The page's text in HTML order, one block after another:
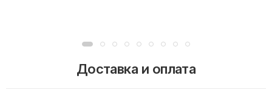
Доставка и оплата